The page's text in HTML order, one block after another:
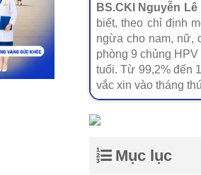
BS.CKI Nguyễn
biết, theo chỉ định
ngừa cho nam, nữ,
phòng 9 chủng
tuổi. Từ 99,2% đến
vắc xin vào tháng
Mục lục